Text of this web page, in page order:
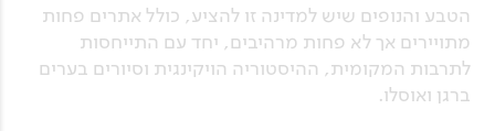
הטבע והנופים שיש למדינה זו להציע, כולל אתרים פחות
מתויירים אך לא פחות מרהיבים, יחד עם התייחסות
לתרבות המקומית, ההיסטוריה הויקינגית וסיורים בערים
ברגן ואוסלו.